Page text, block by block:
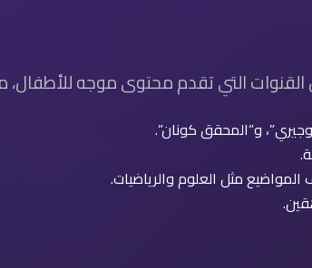
و”المحقق كونان”.
مثل العلوم والرياضيات.